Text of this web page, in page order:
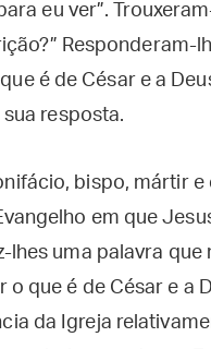
eu ver”.
Responderam-
é de César e a
resposta.
bispo, mártir
em que
lhes uma palavra que
que é de César e a
da Igreja